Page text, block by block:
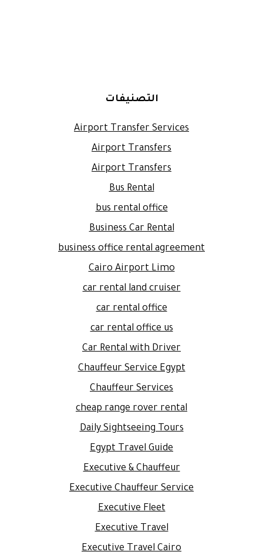
التصنيفات
Airport Transfer Services
Airport Transfers
Airport Transfers
Bus Rental
bus rental office
Business Car Rental
business office rental agreement
Cairo Airport Limo
car rental land cruiser
car rental office
car rental office us
Car Rental with Driver
Chauffeur Service Egypt
Chauffeur Services
cheap range rover rental
Daily Sightseeing Tours
Egypt Travel Guide
Executive & Chauffeur
Executive Chauffeur Service
Executive Fleet
Executive Travel
Executive Travel Cairo